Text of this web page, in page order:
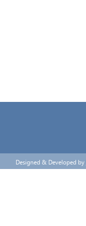
Designed & Developed by